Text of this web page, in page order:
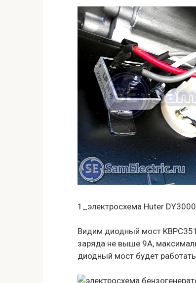
1_электросхема Huter
Видим диодный мост
заряда не выше 9А,
диодный мост будет